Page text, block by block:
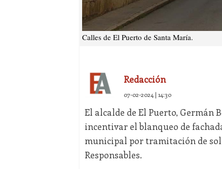
Calles de El Puerto de Santa María.
Redacción
07-02-2024 | 14:30
El alcalde de El Puerto, Germán
incentivar el blanqueo de
municipal por tramitación de
Responsables.